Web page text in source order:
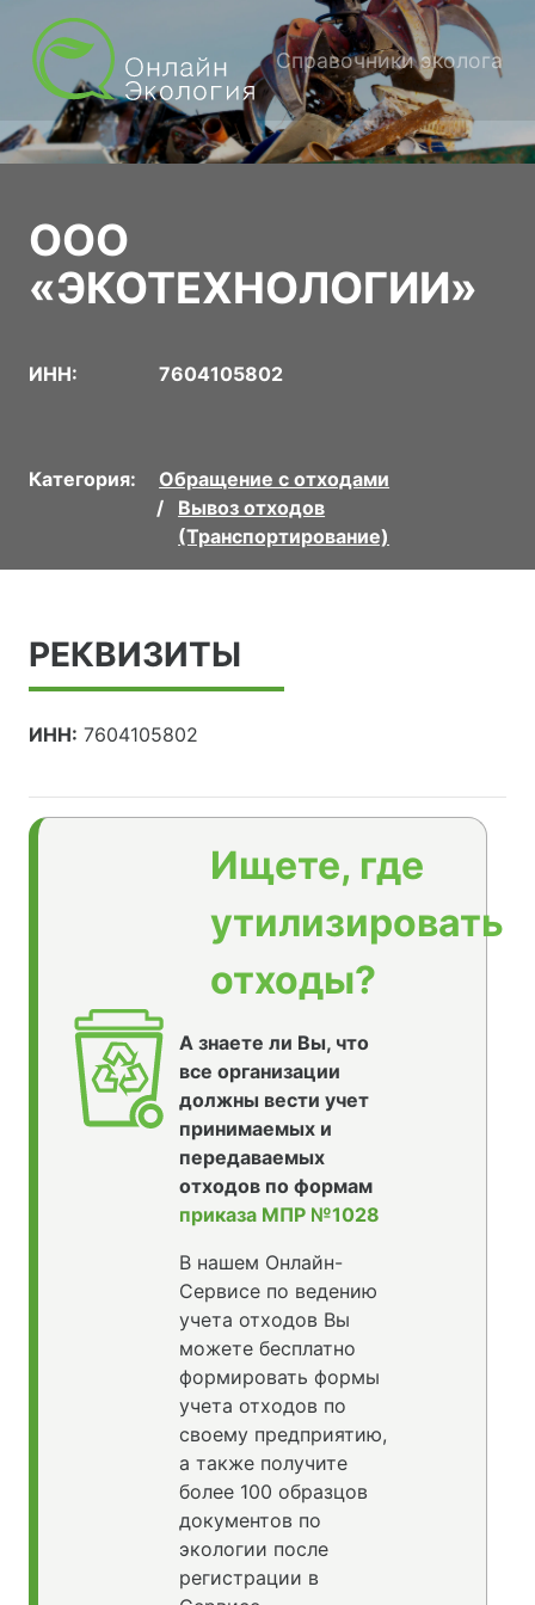
Справочники эколога
ООО
«ЭКОТЕХНОЛОГИИ»
ИНН: 7604105802
Категория:
Обращение с отходами
Вывоз отходов
(Транспортирование)
РЕКВИЗИТЫ
ИНН: 7604105802
Ищете, где
утилизировать
отходы?
А знаете ли Вы, что
все организации
должны вести учет
принимаемых и
передаваемых
отходов по формам
приказа МПР №1028
В нашем Онлайн-
Сервисе по ведению
учета отходов Вы
можете бесплатно
формировать формы
учета отходов по
своему предприятию,
а также получите
более 100 образцов
документов по
экологии после
регистрации в